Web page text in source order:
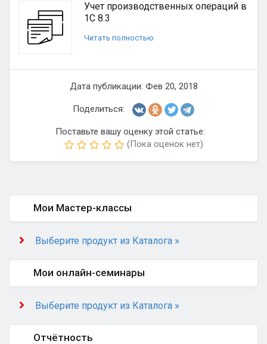
Учет производственных операций в
1С 8.3
Читать полностью
Дата публикации: Фев 20, 2018
Поделиться:
Поставьте вашу оценку этой статье:
(Пока оценок нет)
Мои Мастер-классы
Выберите продукт из Каталога »
Мои онлайн-семинары
Выберите продукт из Каталога »
Отчётность